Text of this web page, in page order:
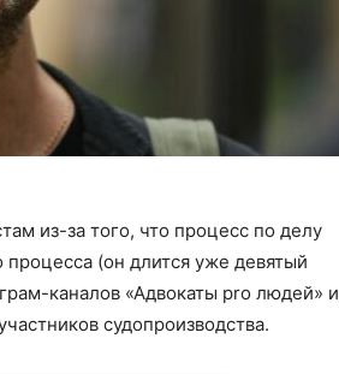
из-за того, что процесс по делу
(он длится уже девятый
каналов «Адвокаты pro людей» и
судопроизводства.